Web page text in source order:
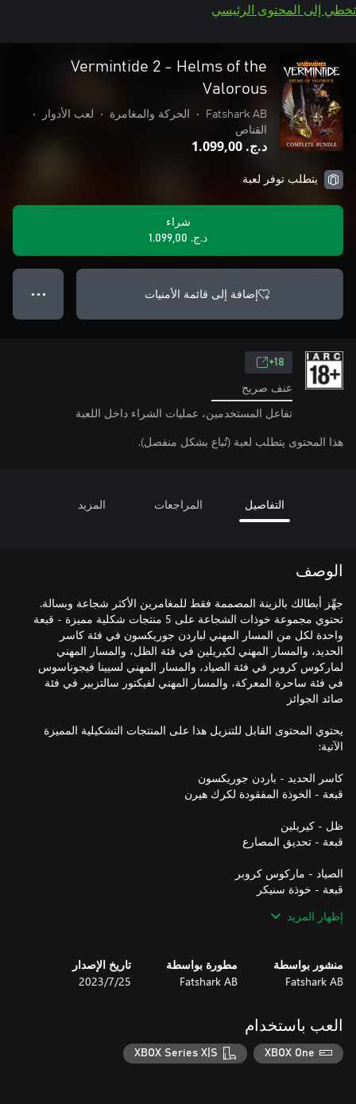
تخطي إلى المحتوى الرئيسي
Vermintide 2 - Helms of the
Valorous
Fatshark AB
• الحركة والمغامرة • لعب الأدوار
•
القناص
د.ج.‏ 1.099,00
يتطلب توفر لعبة
شراء
د.ج.‏ 1.099,00
إضافة إلى قائمة الأمنيات ● ● ●
18+
عنف صريح
تفاعل المستخدمين، عمليات الشراء داخل اللعبة
هذا المحتوى يتطلب لعبة (تُباع بشكل منفصل).
التفاصيل المراجعات المزيد
الوصف
جهِّز أبطالك بالزينة المصممة فقط للمغامرين الأكثر شجاعة وبسالة.
تحتوي مجموعة خوذات الشجاعة على 5 منتجات شكلية مميزة - قبعة
واحدة لكل من المسار المهني لباردن جوريكسون في فئة كاسر
الحديد، والمسار المهني لكيريلين في فئة الظل، والمسار المهني
لماركوس كروبر في فئة الصياد، والمسار المهني لسيينا فيجوناسوس
في فئة ساحرة المعركة، والمسار المهني لفيكتور سالتزبير في فئة
يحتوي المحتوى القابل للتنزيل هذا على المنتجات التشكيلية المميزة
قبعة - غطاء محصل الضرائب
إظهار المزيد
منشور بواسطة
Fatshark AB
مطورة بواسطة
Fatshark AB
تاريخ الإصدار
25‏/7‏/2023
العب باستخدام
XBOX One
XBOX Series X|S